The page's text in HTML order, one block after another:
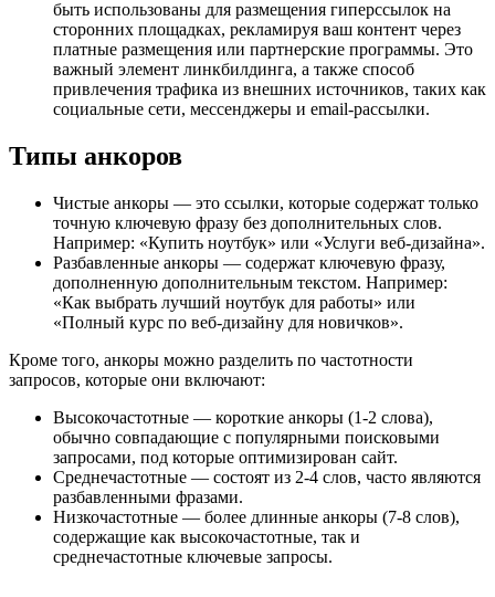
быть использованы для размещения гиперссылок на
сторонних площадках, рекламируя ваш контент через
платные размещения или партнерские программы. Это
важный элемент линкбилдинга, а также способ
привлечения трафика из внешних источников, таких как
социальные сети, мессенджеры и email-рассылки.
Типы анкоров
Чистые анкоры — это ссылки, которые содержат только
точную ключевую фразу без дополнительных слов.
Например: «Купить ноутбук» или «Услуги веб-дизайна».
Разбавленные анкоры — содержат ключевую фразу,
дополненную дополнительным текстом. Например:
«Как выбрать лучший ноутбук для работы» или
«Полный курс по веб-дизайну для новичков».
Кроме того, анкоры можно разделить по частотности
запросов, которые они включают:
Высокочастотные — короткие анкоры (1-2 слова),
обычно совпадающие с популярными поисковыми
запросами, под которые оптимизирован сайт.
Среднечастотные — состоят из 2-4 слов, часто являются
разбавленными фразами.
Низкочастотные — более длинные анкоры (7-8 слов),
содержащие как высокочастотные, так и
среднечастотные ключевые запросы.